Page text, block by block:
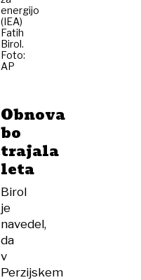
energijo
(IEA)
Fatih
Birol.
Foto:
AP
Obnova
bo
trajala
leta
Birol
je
navedel,
da
v
Perzijskem